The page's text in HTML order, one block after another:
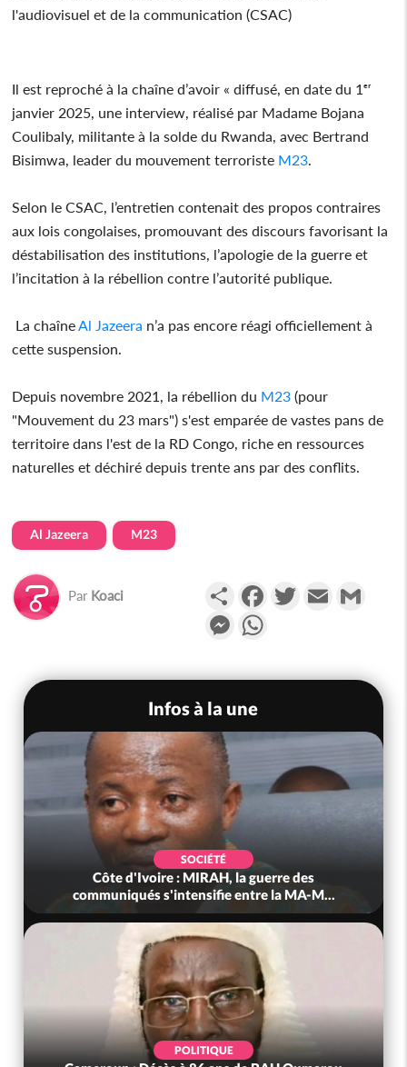
l'audiovisuel et de la communication (CSAC)
Il est reproché à la chaîne d’avoir « diffusé, en date du 1ᵉʳ
janvier 2025, une interview, réalisé par Madame Bojana
Coulibaly, militante à la solde du Rwanda, avec Bertrand
Bisimwa, leader du mouvement terroriste M23
Selon le CSAC, l’entretien contenait des propos contraires
aux lois congolaises, promouvant des discours favorisant la
déstabilisation des institutions, l’apologie de la guerre et
l’incitation à la rébellion contre l’autorité publique.
La chaîne Al Jazeera n’a pas encore réagi officiellement à
cette suspension.
Depuis novembre 2021, la rébellion du M23 (pour
"Mouvement du 23 mars") s'est emparée de vastes pans de
territoire dans l'est de la RD Congo, riche en ressources
naturelles et déchiré depuis trente ans par des conflits.
Al Jazeera M23
Par Koaci PartagerFacebookTwitterEmail
Messenger
Infos à la une
SOCIÉTÉ
Côte d'Ivoire : MIRAH, la guerre des
communiqués s'intensifie entre la MA-M...
POLITIQUE